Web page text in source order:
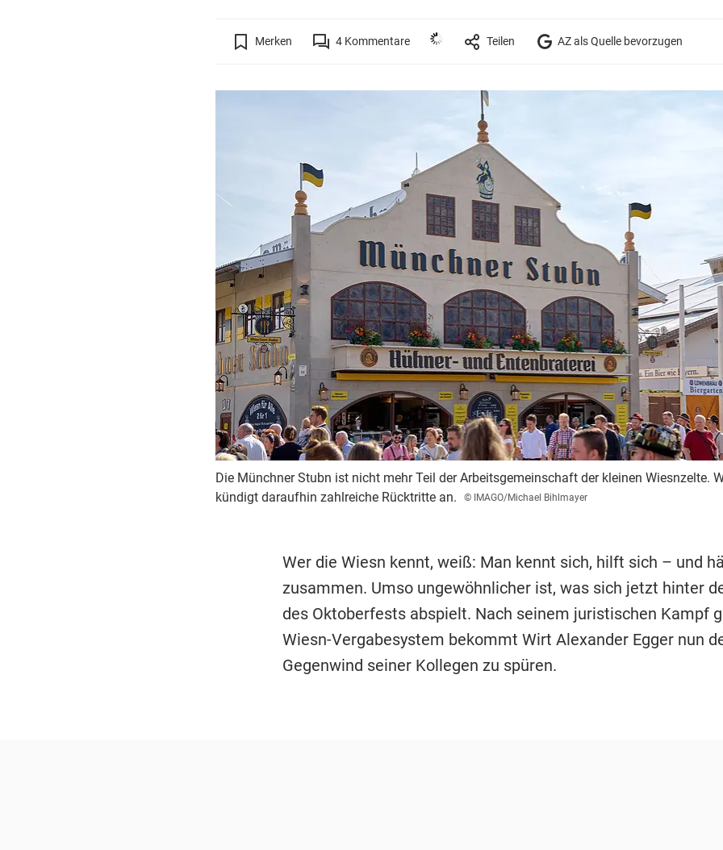
Merken 4Kommentare Teilen AZ als Quelle bevorzugen
Die Münchner Stubn ist nicht mehr Teil der Arbeitsgemeinschaft der kleinen Wiesnzelte.
kündigt daraufhin zahlreiche Rücktritte an.
© IMAGO/Michael Bihlmayer
Wer die Wiesn kennt, weiß: Man kennt sich, hilft sich – und
zusammen. Umso ungewöhnlicher ist, was sich jetzt hinter
des Oktoberfests abspielt. Nach seinem juristischen Kampf
Wiesn-Vergabesystem bekommt Wirt Alexander Egger nun
Gegenwind seiner Kollegen zu spüren.